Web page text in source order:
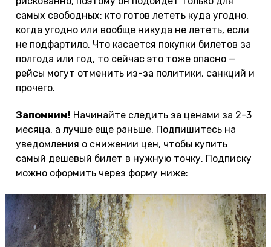
самых свободных: кто готов лететь куда угодно,
когда угодно или вообще никуда не лететь, если
не подфартило. Что касается покупки билетов за
полгода или год, то сейчас это тоже опасно —
рейсы могут отменить из-за политики, санкций и
прочего.
Запомним! Начинайте следить за ценами за 2-3
месяца, а лучше еще раньше. Подпишитесь на
уведомления о снижении цен, чтобы купить
самый дешевый билет в нужную точку. Подписку
можно оформить через форму ниже: